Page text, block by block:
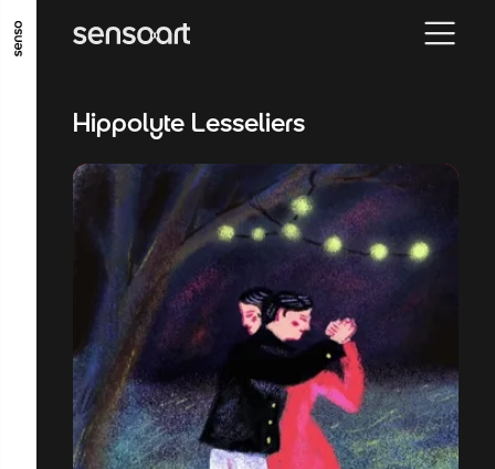
GO TO MAIN CONTENT GO TO MAIN MENU
Hippolyte Lesseliers